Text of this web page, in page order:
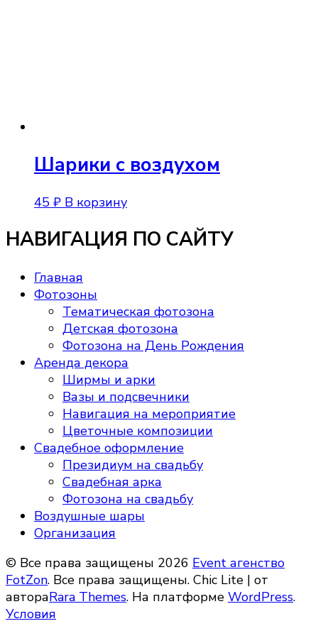
Шарики с воздухом
45 ₽ В корзину
НАВИГАЦИЯ ПО САЙТУ
Главная
Фотозоны
Тематическая фотозона
Детская фотозона
Фотозона на День Рождения
Аренда декора
Ширмы и арки
Вазы и подсвечники
Навигация на мероприятие
Цветочные композиции
Свадебное оформление
Президиум на свадьбу
Свадебная арка
Фотозона на свадьбу
Воздушные шары
Организация
© Все права защищены 2026 Event агенство
FotZon. Все права защищены. Chic Lite | от
автораRara Themes. На платформе WordPress.
Условия